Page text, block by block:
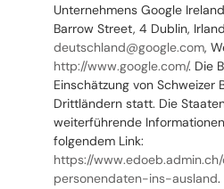
Unternehmens Google
Barrow Street, 4 Dublin,
deutschland@google.com,
http://www.google.com/. Die
Einschätzung von Schweizer
Drittländern statt. Die
weiterführende
folgendem Link:
https://
personendaten-ins-ausland.